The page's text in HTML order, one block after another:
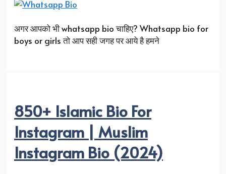
अगर आपको भी whatsapp bio चाहिए? Whatsapp bio for
boys or girls तो आप सही जगह पर आये है हमने
850+ Islamic Bio For
Instagram | Muslim
Instagram Bio (2024)